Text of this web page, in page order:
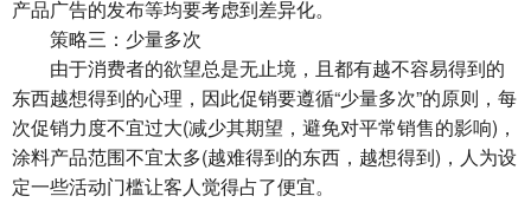
产品广告的发布等均要考虑到差异化。
策略三：少量多次
由于消费者的欲望总是无止境，且都有越不容易得到的
东西越想得到的心理，因此促销要遵循“少量多次”的原则，每
次促销力度不宜过大(减少其期望，避免对平常销售的影响)，
涂料产品范围不宜太多(越难得到的东西，越想得到)，人为设
定一些活动门槛让客人觉得占了便宜。